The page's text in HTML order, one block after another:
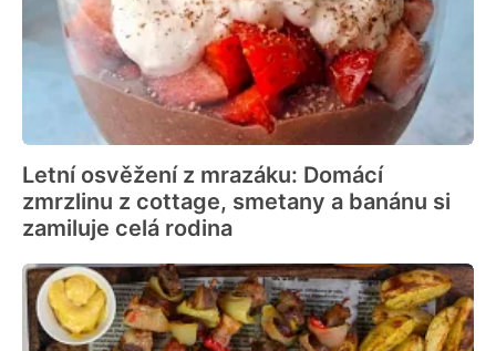
Letní osvěžení z mrazáku: Domácí
zmrzlinu z cottage, smetany a banánu si
zamiluje celá rodina